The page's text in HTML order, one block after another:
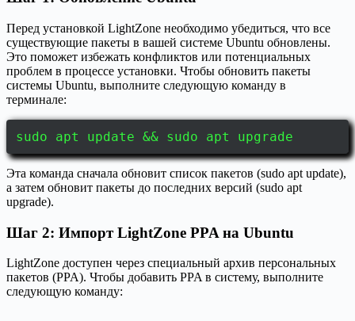
Перед установкой LightZone необходимо убедиться, что все
существующие пакеты в вашей системе Ubuntu обновлены.
Это поможет избежать конфликтов или потенциальных
проблем в процессе установки. Чтобы обновить пакеты
системы Ubuntu, выполните следующую команду в
терминале:
sudo apt update && sudo apt upgrade
Эта команда сначала обновит список пакетов (sudo apt update),
а затем обновит пакеты до последних версий (sudo apt
upgrade).
Шаг 2: Импорт LightZone PPA на Ubuntu
LightZone доступен через специальный архив персональных
пакетов (PPA). Чтобы добавить PPA в систему, выполните
следующую команду: